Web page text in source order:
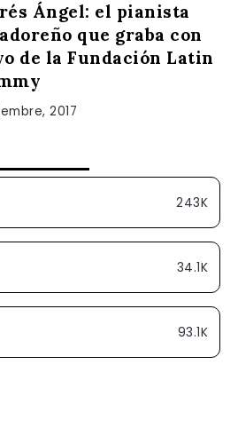
Ángel: el pianista
que graba con
de la Fundación Latin
2017
243K
34.1K
93.1K